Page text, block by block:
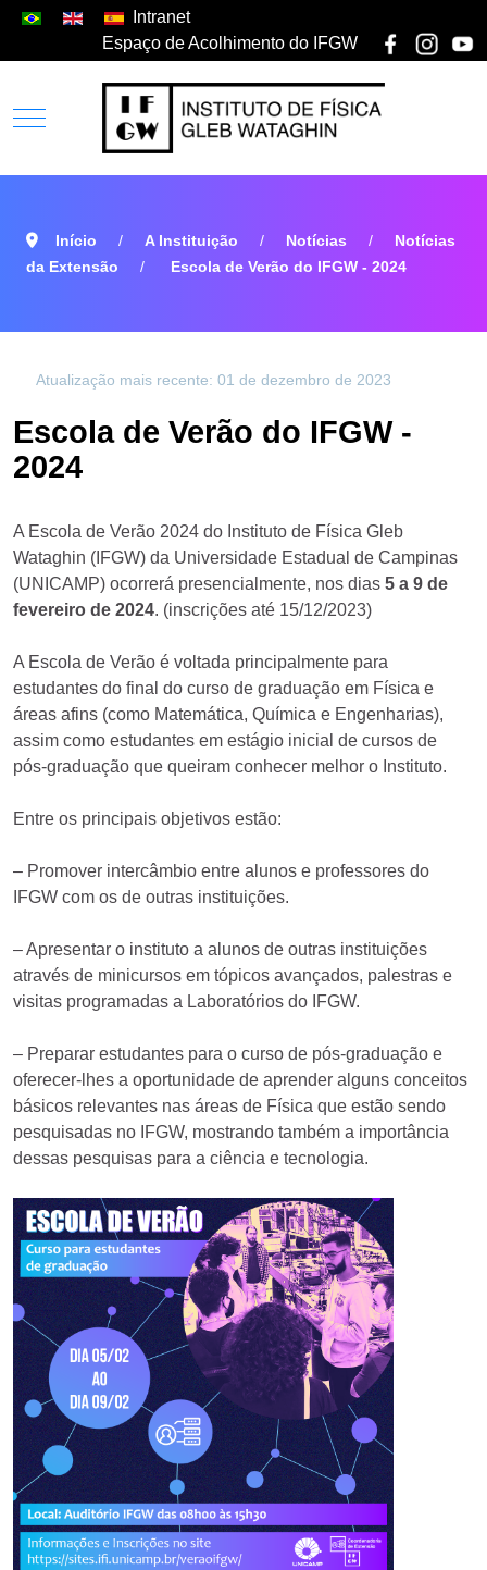
Intranet
Espaço de Acolhimento do IFGW
Início A Instituição Notícias
Notícias
da Extensão
Escola de Verão do IFGW - 2024
Atualização mais recente: 01 de dezembro de 2023
Escola de Verão do IFGW -
2024
A Escola de Verão 2024 do Instituto de Física Gleb
Wataghin (IFGW) da Universidade Estadual de Campinas
(UNICAMP) ocorrerá presencialmente, nos dias 5 a 9 de
fevereiro de 2024. (inscrições até 15/12/2023)
A Escola de Verão é voltada principalmente para
estudantes do final do curso de graduação em Física e
áreas afins (como Matemática, Química e Engenharias),
assim como estudantes em estágio inicial de cursos de
pós-graduação que queiram conhecer melhor o Instituto.
Entre os principais objetivos estão:
– Promover intercâmbio entre alunos e professores do
IFGW com os de outras instituições.
– Apresentar o instituto a alunos de outras instituições
através de minicursos em tópicos avançados, palestras e
visitas programadas a Laboratórios do IFGW.
– Preparar estudantes para o curso de pós-graduação e
oferecer-lhes a oportunidade de aprender alguns conceitos
básicos relevantes nas áreas de Física que estão sendo
pesquisadas no IFGW, mostrando também a importância
dessas pesquisas para a ciência e tecnologia.